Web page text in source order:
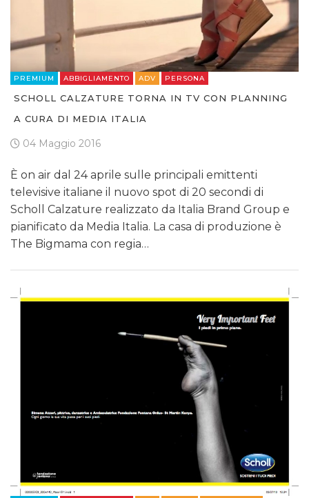
PREMIUM ABBIGLIAMENTO ADV PERSONA
SCHOLL CALZATURE TORNA IN TV CON PLANNING
A CURA DI MEDIA ITALIA
04 Maggio 2016
È on air dal 24 aprile sulle principali emittenti
televisive italiane il nuovo spot di 20 secondi di
Scholl Calzature realizzato da Italia Brand Group e
pianificato da Media Italia. La casa di produzione è
The Bigmama con regia…